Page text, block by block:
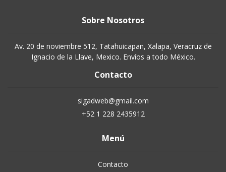
Sobre Nosotros
Av. 20 de noviembre 512, Tatahuicapan, Xalapa, Veracruz de
Ignacio de la Llave, Mexico. Envíos a todo México.
Contacto
sigadweb@gmail.com
+52 1 228 2435912
Menú
Contacto